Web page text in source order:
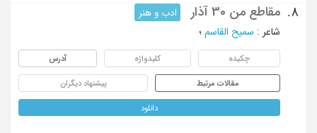
8. مقاطع من 30 آذار
ادب و هنر
شاعر : سمیح القاسم ؛
چکیده کلیدواژه آدرس
مقالات مرتبط پیشنهاد دیگران
دانلود